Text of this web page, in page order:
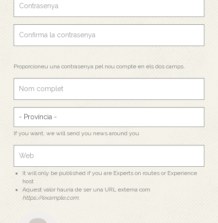
Proporcioneu una contrasenya pel nou compte en els dos camps.
If you want, we will send you news around you
It will only be published if you are Experts on routes or Experience
host
Aquest valor hauria de ser una URL externa com
https://example.com.